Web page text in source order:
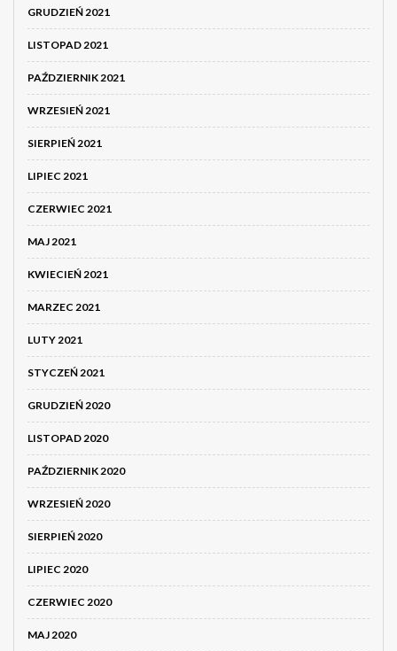
GRUDZIEŃ 2021
LISTOPAD 2021
PAŹDZIERNIK 2021
WRZESIEŃ 2021
SIERPIEŃ 2021
LIPIEC 2021
CZERWIEC 2021
MAJ 2021
KWIECIEŃ 2021
MARZEC 2021
LUTY 2021
STYCZEŃ 2021
GRUDZIEŃ 2020
LISTOPAD 2020
PAŹDZIERNIK 2020
WRZESIEŃ 2020
SIERPIEŃ 2020
LIPIEC 2020
CZERWIEC 2020
MAJ 2020